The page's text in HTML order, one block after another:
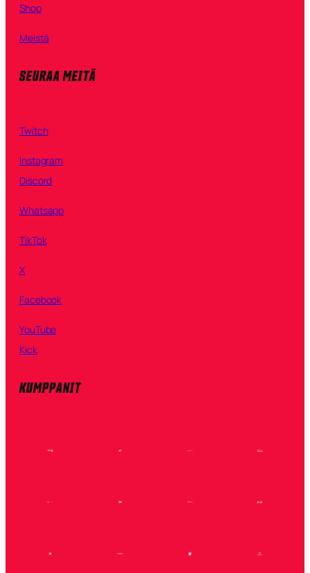
Shop
Meistä
SEURAA MEITÄ
Twitch
Instagram
Discord
Whatsapp
TikTok
X
Facebook
YouTube
Kick
KUMPPANIT